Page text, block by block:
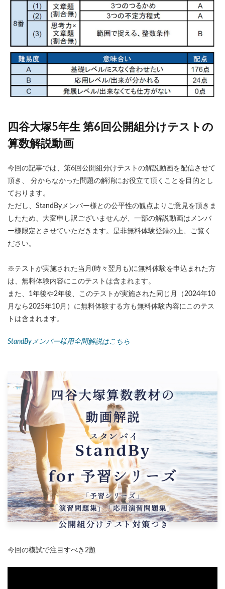
四谷大塚5年生 第6回公開組分けテストの
算数解説動画
今回の記事では、第6回公開組分けテストの解説動画を配信させて
頂き、 分からなかった問題の解消にお役立て頂くことを目的とし
ております。
ただし、StandByメンバー様との公平性の観点よりご意見を頂きま
したため、大変申し訳ございませんが、一部の解説動画はメンバ
ー様限定とさせていただきます。是非無料体験登録の上、ご覧く
ださい。
※テストが実施された当月(時々翌月も)に無料体験を申込まれた方
は、無料体験内容にこのテストは含まれます。
また、1年後や2年後、このテストが実施された同じ月（2024年10
月なら2025年10月）に無料体験する方も無料体験内容にこのテス
トは含まれます。
StandByメンバー様用全問解説はこちら
今回の模試で注目すべき2題